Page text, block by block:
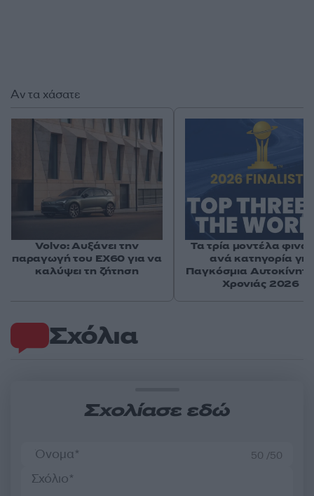
Σχόλια
Σχολίασε εδώ
50 /50
Αν τα χάσατε
Volvo: Αυξάνει την
παραγωγή του EX60 για να
καλύψει τη ζήτηση
Τα τρία μοντέλα
ανά κατηγορία για
Παγκόσμια
Χρονιάς 2026